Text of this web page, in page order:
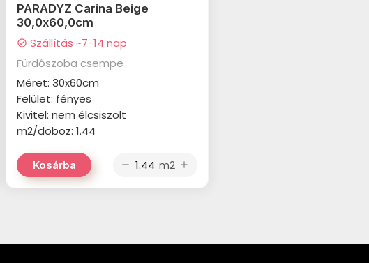
PARADYZ Carina Beige
30,0x60,0cm
check_circle Szállítás ~7-14 nap
Fürdőszoba csempe
Méret: 30x60cm
Felület: fényes
Kivitel: nem élcsiszolt
m2/doboz: 1.44
Kosárba remove m2 add